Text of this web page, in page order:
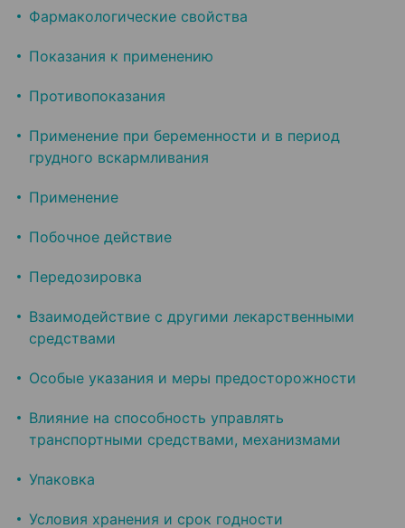
Фармакологические свойства
Показания к применению
Противопоказания
Применение при беременности и в период
грудного вскармливания
Применение
Побочное действие
Передозировка
Взаимодействие с другими лекарственными
средствами
Особые указания и меры предосторожности
Влияние на способность управлять
транспортными средствами, механизмами
Упаковка
Условия хранения и срок годности